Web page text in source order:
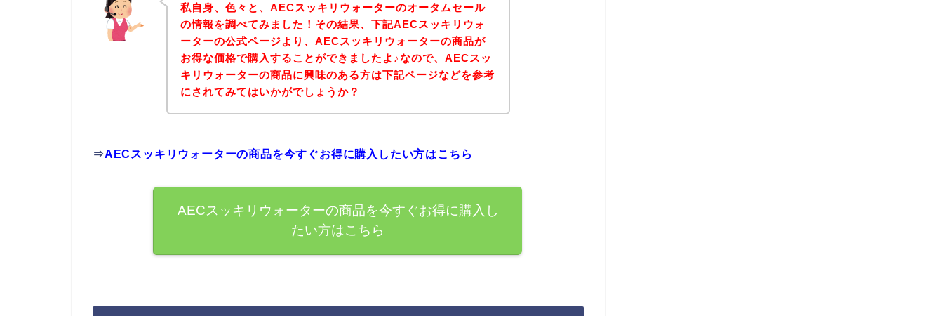
私自身、色々と、AECスッキリウォーターのオータムセール
の情報を調べてみました！その結果、下記AECスッキリウォ
ーターの公式ページより、AECスッキリウォーターの商品が
お得な価格で購入することができましたよ♪なので、AECスッ
キリウォーターの商品に興味のある方は下記ページなどを参考
にされてみてはいかがでしょうか？
⇒AECスッキリウォーターの商品を今すぐお得に購入したい方はこちら
AECスッキリウォーターの商品を今すぐお得に購入し
たい方はこちら